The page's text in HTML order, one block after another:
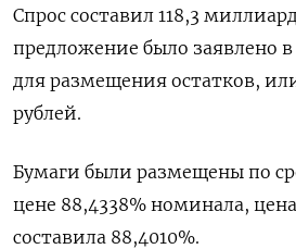
Спрос составил 118,3
предложение было заявлено
для размещения остатков,
рублей.
Бумаги ​были ​размещены ‌по
цене 88,4338% номинала,
составила 88,4010%.